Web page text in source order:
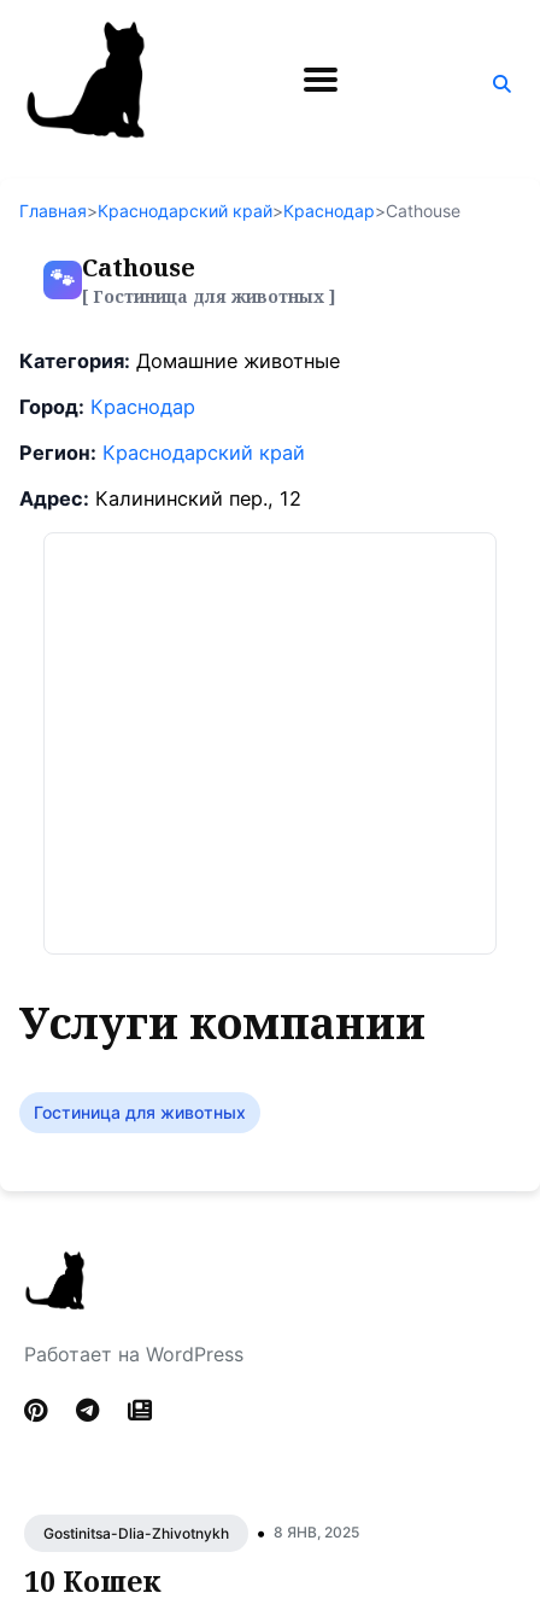
Поиск
Главная>Краснодарский край>Краснодар>Cathouse
🐾 Cathouse
[ Гостиница для животных ]
Категория: Домашние животные
Город: Краснодар
Регион: Краснодарский край
Адрес: Калининский пер., 12
Услуги компании
Гостиница для животных
Работает на WordPress
Gostinitsa-Dlia-Zhivotnykh • 8 ЯНВ, 2025
10 Кошек